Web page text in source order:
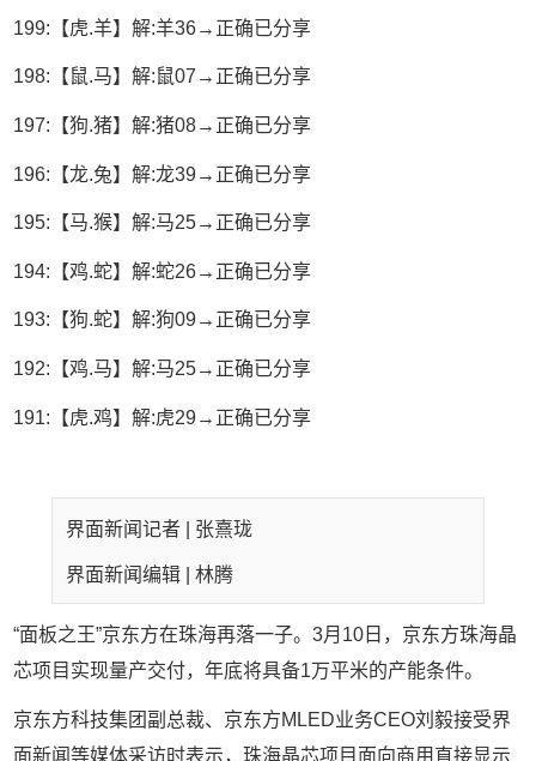
199:【虎.羊】解:羊36→正确已分享
198:【鼠.马】解:鼠07→正确已分享
197:【狗.猪】解:猪08→正确已分享
196:【龙.兔】解:龙39→正确已分享
195:【马.猴】解:马25→正确已分享
194:【鸡.蛇】解:蛇26→正确已分享
193:【狗.蛇】解:狗09→正确已分享
192:【鸡.马】解:马25→正确已分享
191:【虎.鸡】解:虎29→正确已分享
界面新闻记者 | 张熹珑
界面新闻编辑 | 林腾
“面板之王”京东方在珠海再落一子。3月 10 日，京东方珠海晶
芯项目实现量产交付，年底将具备1万平米的产能条件。
京东方科技集团副总裁、京东方MLED业务CEO刘毅接受界
面新闻等媒体采访时表示，珠海晶芯项目面向商用直接显示